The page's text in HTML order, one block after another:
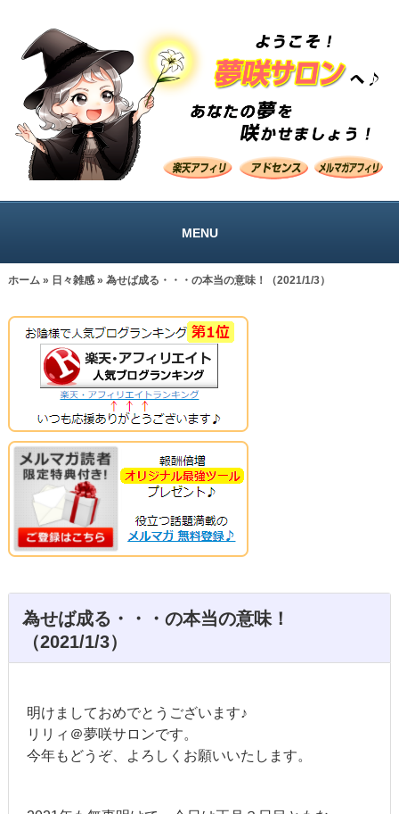
MENU
ホーム» 日々雑感» 為せば成る・・・の本当の意味！（2021/1/3）
為せば成る・・・の本当の意味！
（2021/1/3）
明けましておめでとうございます♪
リリィ＠夢咲サロンです。
今年もどうぞ、よろしくお願いいたします。